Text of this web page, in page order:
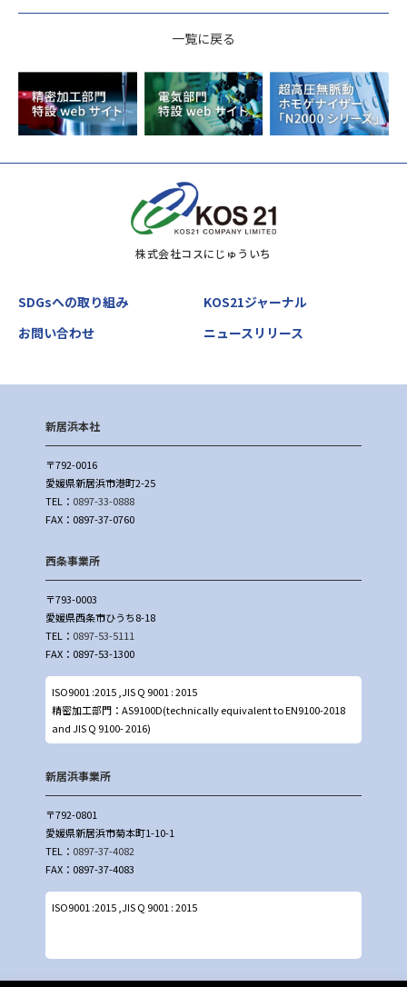
一覧に戻る
株式会社コスにじゅういち
SDGsへの取り組み
KOS21ジャーナル
お問い合わせ
ニュースリリース
新居浜本社
〒792-0016
愛媛県新居浜市港町2-25
TEL： 0897-33-0888
FAX：0897-37-0760
西条事業所
〒793-0003
愛媛県西条市ひうち8-18
TEL： 0897-53-5111
FAX：0897-53-1300
ISO9001 :2015 ,JIS Q 9001 : 2015
精密加工部門：AS9100D(technically equivalent to EN9100-2018
and JIS Q 9100- 2016)
新居浜事業所
〒792-0801
愛媛県新居浜市菊本町1-10-1
TEL： 0897-37-4082
FAX：0897-37-4083
ISO9001 :2015 ,JIS Q 9001 : 2015